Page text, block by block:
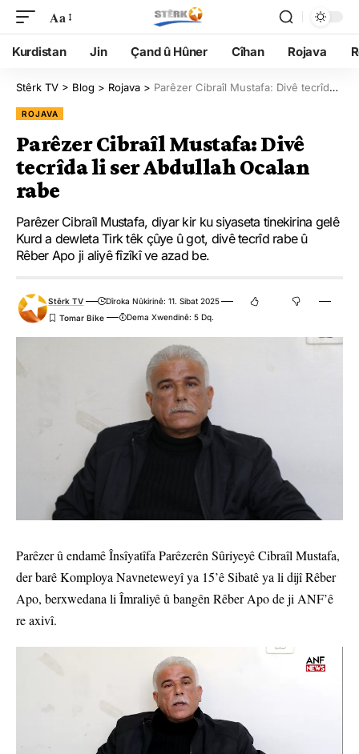
Aa
Kurdistan Jin Çand û Hûner Cîhan Rojava
Stêrk TV > Blog > Rojava > Parêzer Cibraîl Mustafa: Divê tecrîda li ser Abdullah Ocalan rabe
ROJAVA
Parêzer Cibraîl Mustafa: Divê
tecrîda li ser Abdullah Ocalan
rabe
Parêzer Cibraîl Mustafa, diyar kir ku siyaseta tinekirina gelê
Kurd a dewleta Tirk têk çûye û got, divê tecrîd rabe û
Rêber Apo ji aliyê fîzîkî ve azad be.
Stêrk TV
Dîroka Nûkirinê: 11. Sibat 2025
Dema Xwendinê: 5 Dq.
Parêzer û endamê Însîyatîfa Parêzerên Sûriyeyê Cibraîl Mustafa,
der barê Komploya Navneteweyî ya 15’ê Sibatê ya li dijî Rêber
Apo, berxwedana li Îmraliyê û bangên Rêber Apo de ji ANF’ê
re axivî.